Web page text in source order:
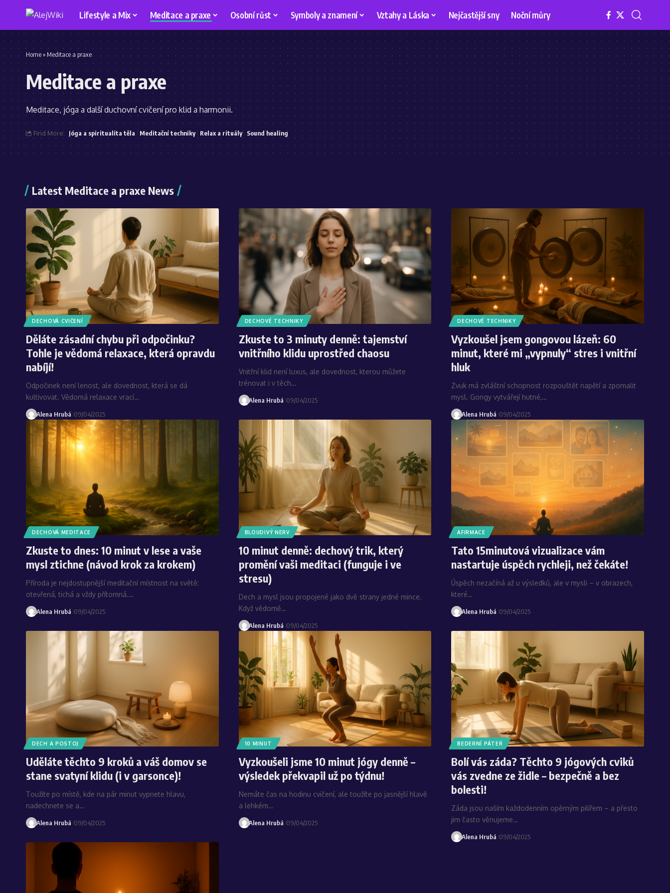
Lifestyle a Mix Meditace a praxe Osobní růst Symboly a znamení Vztahy a Láska Nejčastější sny Noční můry
Home» Meditace a praxe
Meditace a praxe
Meditace, jóga a další duchovní cvičení pro klid a harmonii.
Find More: Jóga a spiritualita těla Meditační techniky Relax a rituály Sound healing
Latest Meditace a praxe News
DECHOVÁ CVIČENÍ
Děláte zásadní chybu při odpočinku?
Tohle je vědomá relaxace, která opravdu
nabíjí!
Odpočinek není lenost, ale dovednost, která se dá
kultivovat. Vědomá relaxace vrací…
Alena Hrubá 09/04/2025
DECHOVÉ TECHNIKY
Zkuste to 3 minuty denně: tajemství
vnitřního klidu uprostřed chaosu
Vnitřní klid není luxus, ale dovednost, kterou můžete
trénovat i v těch…
Alena Hrubá 09/04/2025
DECHOVÉ TECHNIKY
Vyzkoušel jsem gongovou lázeň: 60
minut, které mi „vypnuly“ stres i vnitřní
hluk
Zvuk má zvláštní schopnost rozpouštět napětí a zpomalit
mysl. Gongy vytvářejí hutné,…
Alena Hrubá 09/04/2025
DECHOVÁ MEDITACE
Zkuste to dnes: 10 minut v lese a vaše
mysl ztichne (návod krok za krokem)
Příroda je nejdostupnější meditační místnost na světě:
otevřená, tichá a vždy přítomná.…
Alena Hrubá 09/04/2025
BLOUDIVÝ NERV
10 minut denně: dechový trik, který
promění vaši meditaci (funguje i ve
stresu)
Dech a mysl jsou propojené jako dvě strany jedné mince.
Když vědomě…
Alena Hrubá 09/04/2025
AFIRMACE
Tato 15minutová vizualizace vám
nastartuje úspěch rychleji, než čekáte!
Úspěch nezačíná až u výsledků, ale v mysli – v obrazech,
které…
Alena Hrubá 09/04/2025
DECH A POSTOJ
Uděláte těchto 9 kroků a váš domov se
stane svatyní klidu (i v garsonce)!
Toužíte po místě, kde na pár minut vypnete hlavu,
nadechnete se a…
Alena Hrubá 09/04/2025
10 MINUT
Vyzkoušeli jsme 10 minut jógy denně –
výsledek překvapil už po týdnu!
Nemáte čas na hodinu cvičení, ale toužíte po jasnější hlavě
a lehkém…
Alena Hrubá 09/04/2025
BEDERNÍ PÁTEŘ
Bolí vás záda? Těchto 9 jógových cviků
vás zvedne ze židle – bezpečně a bez
bolesti!
Záda jsou naším každodenním opěrným pilířem – a přesto
jim často věnujeme…
Alena Hrubá 09/04/2025